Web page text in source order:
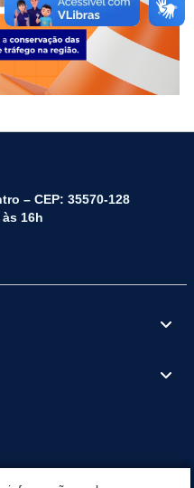
– CEP: 35570-128
16h